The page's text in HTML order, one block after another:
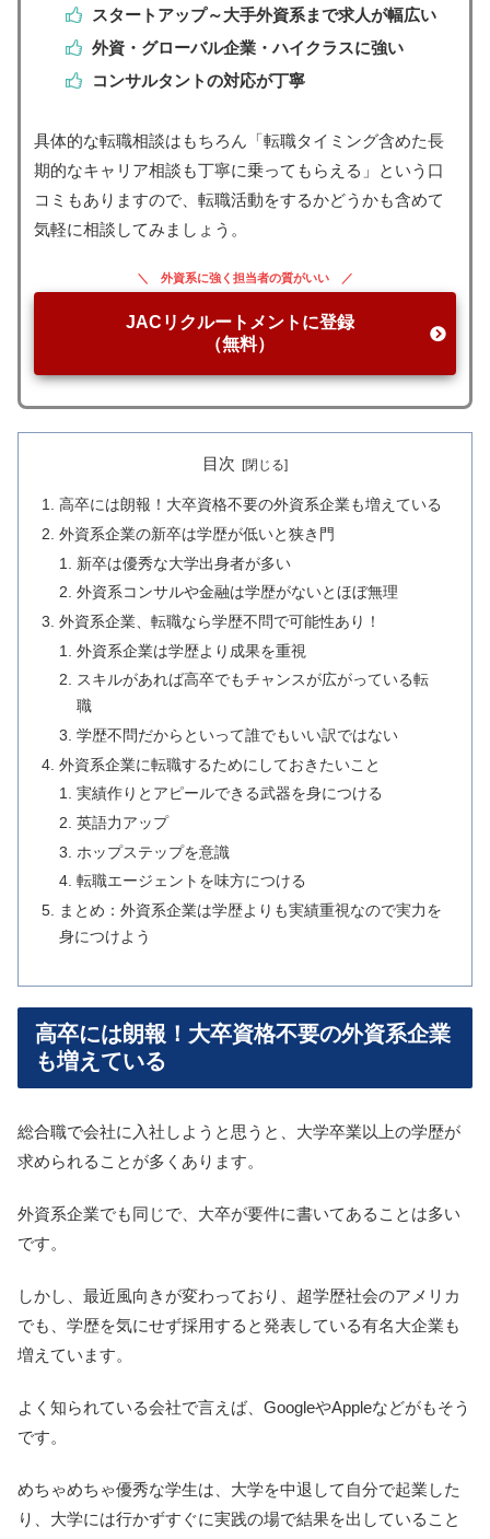
スタートアップ～大手外資系まで求人が幅広い
外資・グローバル企業・ハイクラスに強い
コンサルタントの対応が丁寧
具体的な転職相談はもちろん「転職タイミング含めた長
期的なキャリア相談も丁寧に乗ってもらえる」という口
コミもありますので、転職活動をするかどうかも含めて
気軽に相談してみましょう。
外資系に強く担当者の質がいい
JACリクルートメントに登録
（無料）
目次
高卒には朗報！大卒資格不要の外資系企業も増えている
外資系企業の新卒は学歴が低いと狭き門
新卒は優秀な大学出身者が多い
外資系コンサルや金融は学歴がないとほぼ無理
外資系企業、転職なら学歴不問で可能性あり！
外資系企業は学歴より成果を重視
スキルがあれば高卒でもチャンスが広がっている転
職
学歴不問だからといって誰でもいい訳ではない
外資系企業に転職するためにしておきたいこと
実績作りとアピールできる武器を身につける
英語力アップ
ホップステップを意識
転職エージェントを味方につける
まとめ：外資系企業は学歴よりも実績重視なので実力を
身につけよう
高卒には朗報！大卒資格不要の外資系企業
も増えている
総合職で会社に入社しようと思うと、大学卒業以上の学歴が
求められることが多くあります。
外資系企業でも同じで、大卒が要件に書いてあることは多い
です。
しかし、最近風向きが変わっており、超学歴社会のアメリカ
でも、学歴を気にせず採用すると発表している有名大企業も
増えています。
よく知られている会社で言えば、GoogleやAppleなどがもそう
です。
めちゃめちゃ優秀な学生は、大学を中退して自分で起業した
り、大学には行かずすぐに実践の場で結果を出していること